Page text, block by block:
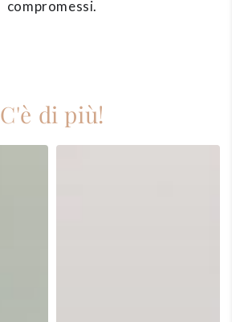
compromessi.
C'è di più!